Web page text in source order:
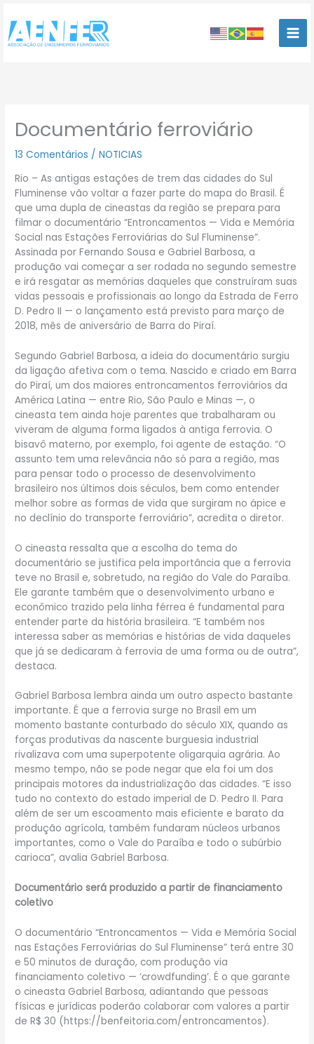
para
conteúdo
Documentário ferroviário
13 Comentários /NOTICIAS
Rio – As antigas estações de trem das cidades do Sul
Fluminense vão voltar a fazer parte do mapa do Brasil. É
que uma dupla de cineastas da região se prepara para
filmar o documentário “Entroncamentos — Vida e Memória
Social nas Estações Ferroviárias do Sul Fluminense”.
Assinada por Fernando Sousa e Gabriel Barbosa, a
produção vai começar a ser rodada no segundo semestre
e irá resgatar as memórias daqueles que construíram suas
vidas pessoais e profissionais ao longo da Estrada de Ferro
D. Pedro II — o lançamento está previsto para março de
2018, mês de aniversário de Barra do Piraí.
Segundo Gabriel Barbosa, a ideia do documentário surgiu
da ligação afetiva com o tema. Nascido e criado em Barra
do Piraí, um dos maiores entroncamentos ferroviários da
América Latina — entre Rio, São Paulo e Minas —, o
cineasta tem ainda hoje parentes que trabalharam ou
viveram de alguma forma ligados à antiga ferrovia. O
bisavô materno, por exemplo, foi agente de estação. “O
assunto tem uma relevância não só para a região, mas
para pensar todo o processo de desenvolvimento
brasileiro nos últimos dois séculos, bem como entender
melhor sobre as formas de vida que surgiram no ápice e
no declínio do transporte ferroviário”, acredita o diretor.
O cineasta ressalta que a escolha do tema do
documentário se justifica pela importância que a ferrovia
teve no Brasil e, sobretudo, na região do Vale do Paraíba.
Ele garante também que o desenvolvimento urbano e
econômico trazido pela linha férrea é fundamental para
entender parte da história brasileira. “E também nos
interessa saber as memórias e histórias de vida daqueles
que já se dedicaram à ferrovia de uma forma ou de outra”,
destaca.
Gabriel Barbosa lembra ainda um outro aspecto bastante
importante. É que a ferrovia surge no Brasil em um
momento bastante conturbado do século XIX, quando as
forças produtivas da nascente burguesia industrial
rivalizava com uma superpotente oligarquia agrária. Ao
mesmo tempo, não se pode negar que ela foi um dos
principais motores da industrialização das cidades. “E isso
tudo no contexto do estado imperial de D. Pedro II. Para
além de ser um escoamento mais eficiente e barato da
produção agrícola, também fundaram núcleos urbanos
importantes, como o Vale do Paraíba e todo o subúrbio
carioca”, avalia Gabriel Barbosa.
Documentário será produzido a partir de financiamento
coletivo
O documentário “Entroncamentos — Vida e Memória Social
nas Estações Ferroviárias do Sul Fluminense” terá entre 30
e 50 minutos de duração, com produção via
financiamento coletivo — ‘crowdfunding’. É o que garante
o cineasta Gabriel Barbosa, adiantando que pessoas
físicas e jurídicas poderão colaborar com valores a partir
de R$ 30 (https://benfeitoria.com/entroncamentos).